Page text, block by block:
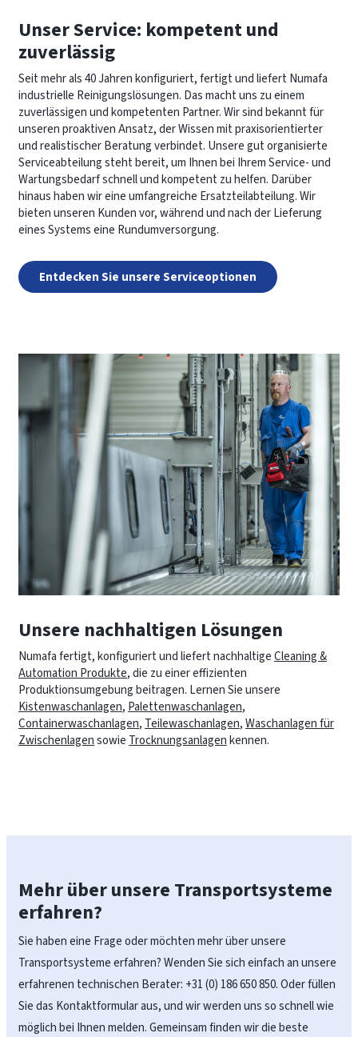
Unser Service: kompetent und
zuverlässig
Seit mehr als 40 Jahren konfiguriert, fertigt und liefert Numafa
industrielle Reinigungslösungen. Das macht uns zu einem
zuverlässigen und kompetenten Partner. Wir sind bekannt für
unseren proaktiven Ansatz, der Wissen mit praxisorientierter
und realistischer Beratung verbindet. Unsere gut organisierte
Serviceabteilung steht bereit, um Ihnen bei Ihrem Service- und
Wartungsbedarf schnell und kompetent zu helfen. Darüber
hinaus haben wir eine umfangreiche Ersatzteilabteilung. Wir
bieten unseren Kunden vor, während und nach der Lieferung
eines Systems eine Rundumversorgung.
Entdecken Sie unsere Serviceoptionen
Unsere nachhaltigen Lösungen
Numafa fertigt, konfiguriert und liefert nachhaltigeCleaning &
Automation Produkte, die zu einer effizienten
Produktionsumgebung beitragen. Lernen Sie unsere
Kistenwaschanlagen, Palettenwaschanlagen,
Containerwaschanlagen, Teilewaschanlagen,Waschanlagen für
Zwischenlagensowie Trocknungsanlagenkennen.
Mehr über unsere Transportsysteme
erfahren?
Sie haben eine Frage oder möchten mehr über unsere
Transportsysteme erfahren? Wenden Sie sich einfach an unsere
erfahrenen technischen Berater: +31 (0) 186 650 850. Oder füllen
Sie das Kontaktformular aus, und wir werden uns so schnell wie
möglich bei Ihnen melden. Gemeinsam finden wir die beste